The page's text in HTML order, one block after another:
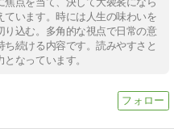
います。時には人生の味わいを
込む。多角的な視点で日常の意
続ける内容です。読みやすさと
なっています。